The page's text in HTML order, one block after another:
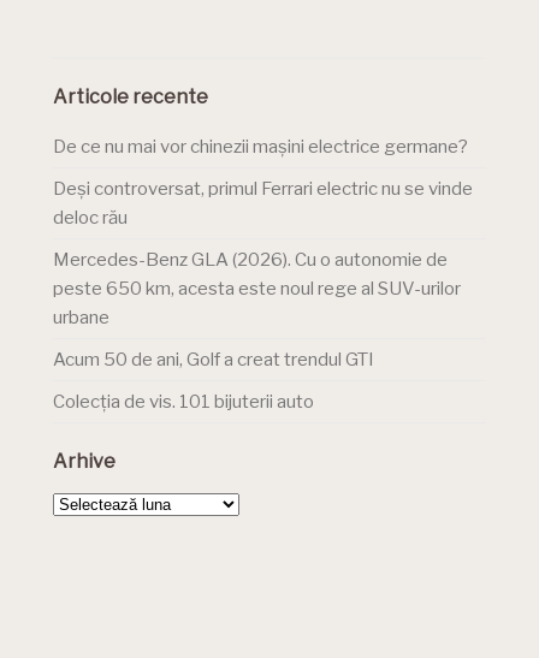
Articole recente
De ce nu mai vor chinezii mașini electrice germane?
Deși controversat, primul Ferrari electric nu se vinde
deloc rău
Mercedes-Benz GLA (2026). Cu o autonomie de
peste 650 km, acesta este noul rege al SUV-urilor
urbane
Acum 50 de ani, Golf a creat trendul GTI
Colecția de vis. 101 bijuterii auto
Arhive
Arhive